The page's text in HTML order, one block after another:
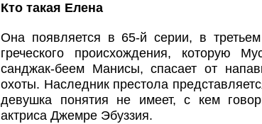
Кто такая Елена
Она появляется в 65-й серии, в
греческого происхождения, которую
санджак-беем Манисы, спасает от
охоты. Наследник престола
девушка понятия не имеет, с кем
актриса Джемре Эбуззия.